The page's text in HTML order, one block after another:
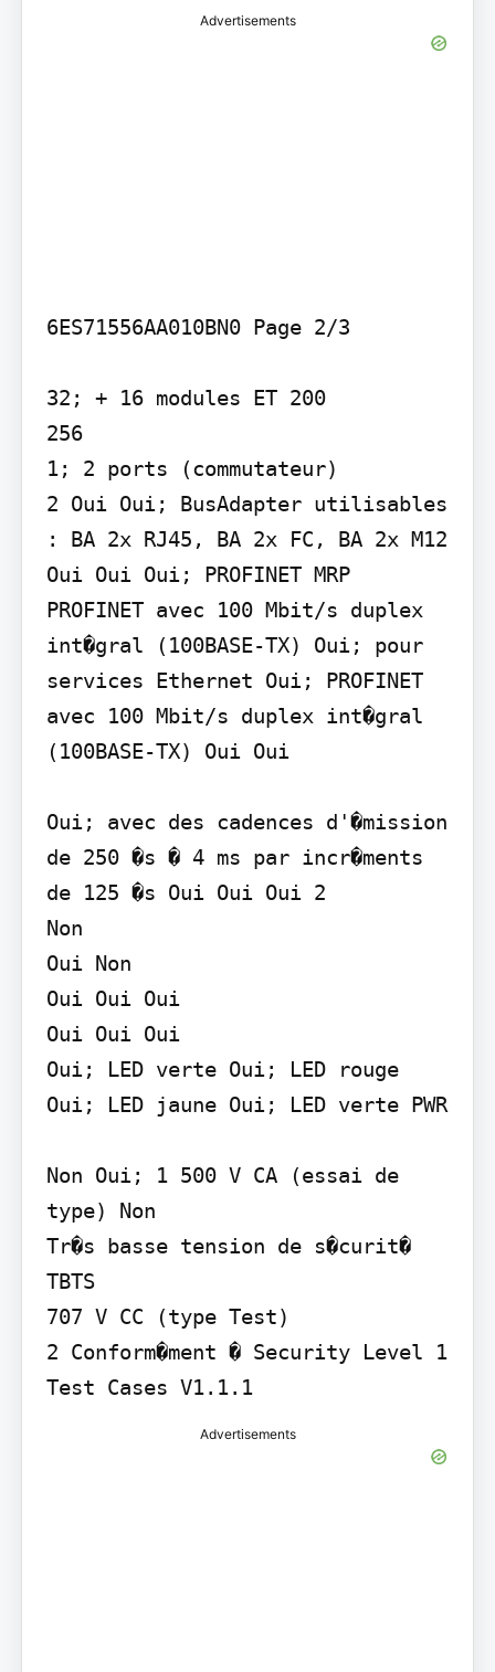
Advertisements
6ES71556AA010BN0 Page 2/3
32; + 16 modules ET 200
256
1; 2 ports (commutateur)
2 Oui Oui; BusAdapter utilisables
: BA 2x RJ45, BA 2x FC, BA 2x M12
Oui Oui Oui; PROFINET MRP
PROFINET avec 100 Mbit/s duplex
int�gral (100BASE-TX) Oui; pour
services Ethernet Oui; PROFINET
avec 100 Mbit/s duplex int�gral
(100BASE-TX) Oui Oui
Oui; avec des cadences d'�mission
de 250 �s � 4 ms par incr�ments
de 125 �s Oui Oui Oui 2
Non
Oui Non
Oui Oui Oui
Oui Oui Oui
Oui; LED verte Oui; LED rouge
Oui; LED jaune Oui; LED verte PWR
Non Oui; 1 500 V CA (essai de
type) Non
Tr�s basse tension de s�curit�
TBTS
707 V CC (type Test)
2 Conform�ment � Security Level 1
Test Cases V1.1.1
Advertisements